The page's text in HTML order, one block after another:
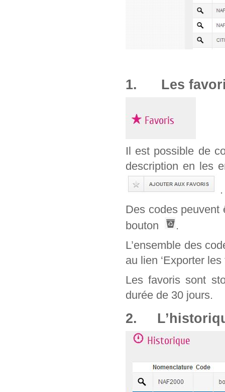
1. Les
Il est possible de
description en les
.
Des codes peuvent
bouton
.
L’ensemble des
au lien ‘Exporter les
Les favoris sont
durée de 30 jours.
2.